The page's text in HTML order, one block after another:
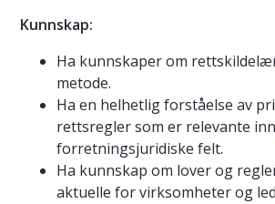
Kunnskap:
Ha kunnskaper om
metode.
Ha en helhetlig forståelse av
rettsregler som er relevante
forretningsjuridiske felt.
Ha kunnskap om lover og
aktuelle for virksomheter og